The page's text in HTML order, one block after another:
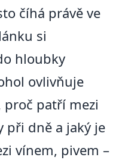
číhá právě ve
si
hloubky
ovlivňuje
proč patří mezi
při dně a jaký je
vínem, pivem –